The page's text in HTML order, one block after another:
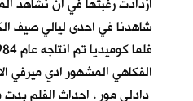
شاهدنا في احدى ليالي صيف
الفكاهي المشهور ادي ميرفي
دادلي مور ، احداث الفلم